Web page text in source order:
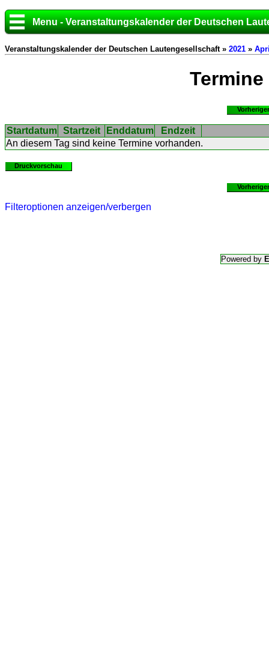
Menu - Veranstaltungskalender der Deutschen
Veranstaltungskalender der Deutschen Lautengesellschaft » 2021 »
Termine
Startdatum Startzeit Enddatum
Endzeit
An diesem Tag sind keine Termine vorhanden.
Druckvorschau
Filteroptionen anzeigen/verbergen
Powered by